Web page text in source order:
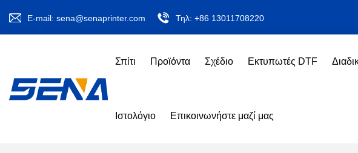
E-mail: sena@senaprinter.com Τηλ: +86 13011708220
Σπίτι Προϊόντα Σχέδιο Εκτυπωτές DTF
Ιστολόγιο Επικοινωνήστε μαζί μας